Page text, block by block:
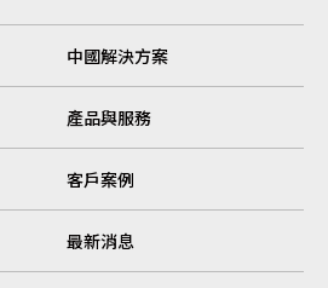
中國解決方案
產品與服務
客戶案例
最新消息